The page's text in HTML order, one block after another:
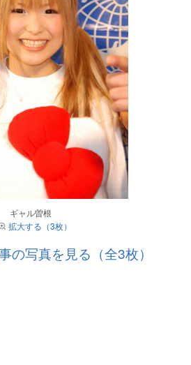
ギャル曽根
拡大する（3枚）
の写真を見る（全3枚）